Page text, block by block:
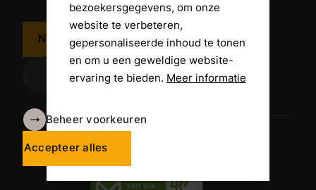
bezoekersgegevens, om onze
website te verbeteren,
gepersonaliseerde inhoud te tonen
en om u een geweldige website-
ervaring te bieden. Meer informatie
Beheer voorkeuren
Accepteer alles
Neem contact op
Algemene voorwaarden